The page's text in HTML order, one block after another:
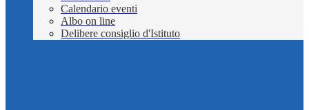
Calendario eventi
Albo on line
Delibere consiglio d'Istituto